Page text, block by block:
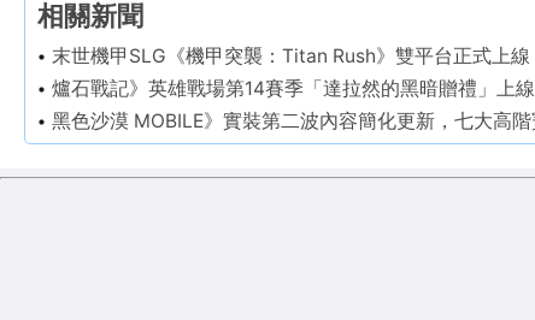
相關新聞
末世機甲SLG《機甲突襲：Titan Rush》雙平台正式上線
爐石戰記》英雄戰場第14賽季「達拉然的黑暗贈禮」上
黑色沙漠 MOBILE》實裝第二波內容簡化更新，七大高